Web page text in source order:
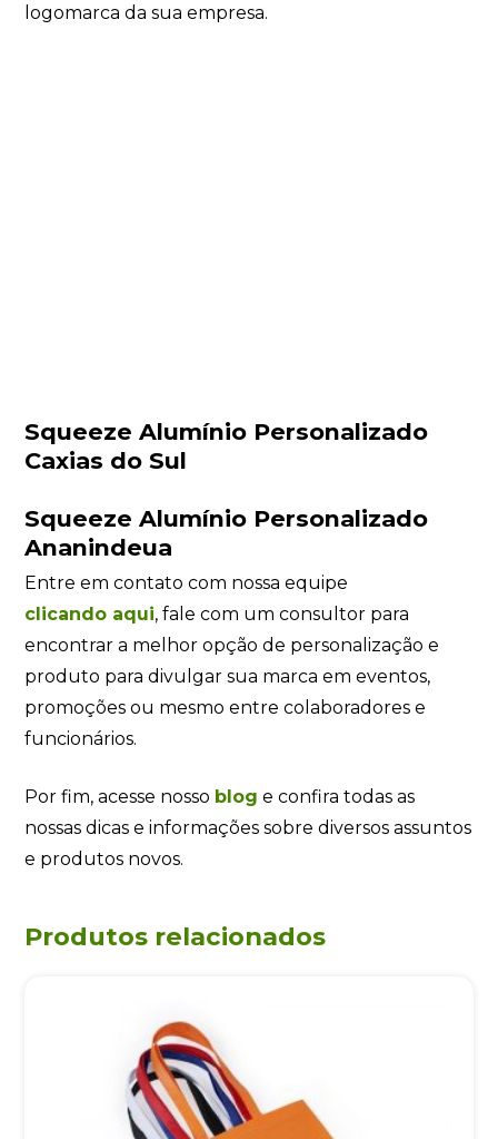
logomarca da sua empresa.
Squeeze Alumínio Personalizado
Caxias do Sul
Squeeze Alumínio Personalizado
Ananindeua
Entre em contato com nossa equipe
clicando aqui, fale com um consultor para
encontrar a melhor opção de personalização e
produto para divulgar sua marca em eventos,
promoções ou mesmo entre colaboradores e
funcionários.
Por fim, acesse nosso blog e confira todas as
nossas dicas e informações sobre diversos assuntos
e produtos novos.
Produtos relacionados